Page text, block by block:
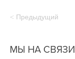
< Предыдущий
МЫ НА СВЯЗИ